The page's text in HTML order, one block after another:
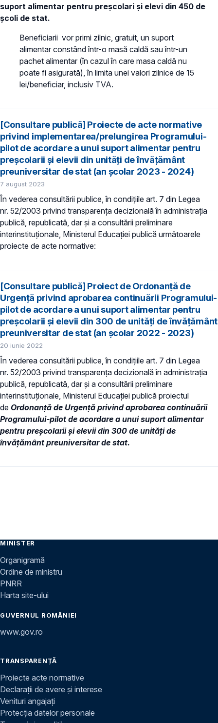
suport alimentar pentru preşcolari și elevi din 450 de
școli de stat.
Beneficiarii vor primi zilnic, gratuit, un suport
alimentar constând într-o masă caldă sau într-un
pachet alimentar (în cazul în care masa caldă nu
poate fi asigurată), în limita unei valori zilnice de 15
lei/beneficiar, inclusiv TVA.
[Consultare publică] Proiecte de acte normative
privind implementarea/prelungirea Programului-
pilot de acordare a unui suport alimentar pentru
preşcolarii şi elevii din unităţi de învăţământ
preuniversitar de stat (an școlar 2023 - 2024)
7 august 2023
În vederea consultării publice, în condiţiile art. 7 din Legea
nr. 52/2003 privind transparenţa decizională în administraţia
publică, republicată, dar și a consultării preliminare
interinstituționale, Ministerul Educaţiei publică următoarele
proiecte de acte normative:
[Consultare publică] Proiect de Ordonanță de
Urgență privind aprobarea continuării Programului-
pilot de acordare a unui suport alimentar pentru
preşcolarii şi elevii din 300 de unităţi de învăţământ
preuniversitar de stat (an școlar 2022 - 2023)
20 iunie 2022
În vederea consultării publice, în condiţiile art. 7 din Legea
nr. 52/2003 privind transparenţa decizională în administraţia
publică, republicată, dar și a consultării preliminare
interinstituționale, Ministerul Educaţiei publică proiectul
de Ordonanță de Urgență privind aprobarea continuării
Programului-pilot de acordare a unui suport alimentar
pentru preşcolarii şi elevii din 300 de unităţi de
învăţământ preuniversitar de stat.
MINISTER
Organigramă
Ordine de ministru
PNRR
Harta site-ului
GUVERNUL ROMÂNIEI
www.gov.ro
TRANSPARENȚĂ
Proiecte acte normative
Declarații de avere și interese
Venituri angajați
Protecția datelor personale